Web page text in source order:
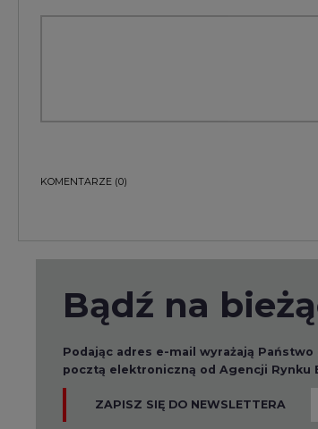
Podając adres e-mail wyrażają
ZAPISZ SIĘ DO NEWSLETTERA
Więcej informacji dotyczących